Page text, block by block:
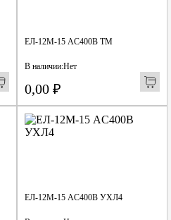
ЕЛ-12М-15 AC400В ТМ
В наличии:Нет
0,00 ₽
ЕЛ-12М-15 AC400В УХЛ4